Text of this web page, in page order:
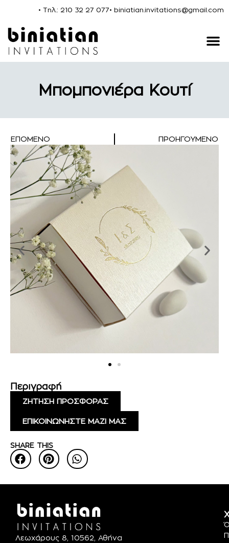
• Τηλ.: 210 32 27 077• biniatian.invitations@gmail.com
Μπομπονιέρα Κουτί
Περιγραφή
ΖΗΤΗΣΗ ΠΡΟΣΦΟΡΑΣ
ΕΠΙΚΟΙΝΩΝΗΣΤΕ ΜΑΖΙ ΜΑΣ
SHARE THIS
ΕΠΌΜΕΝΟ ΠΡΟΗΓΟΎΜΕΝΟ
Λεωχάρους 8, 10562, Αθήνα